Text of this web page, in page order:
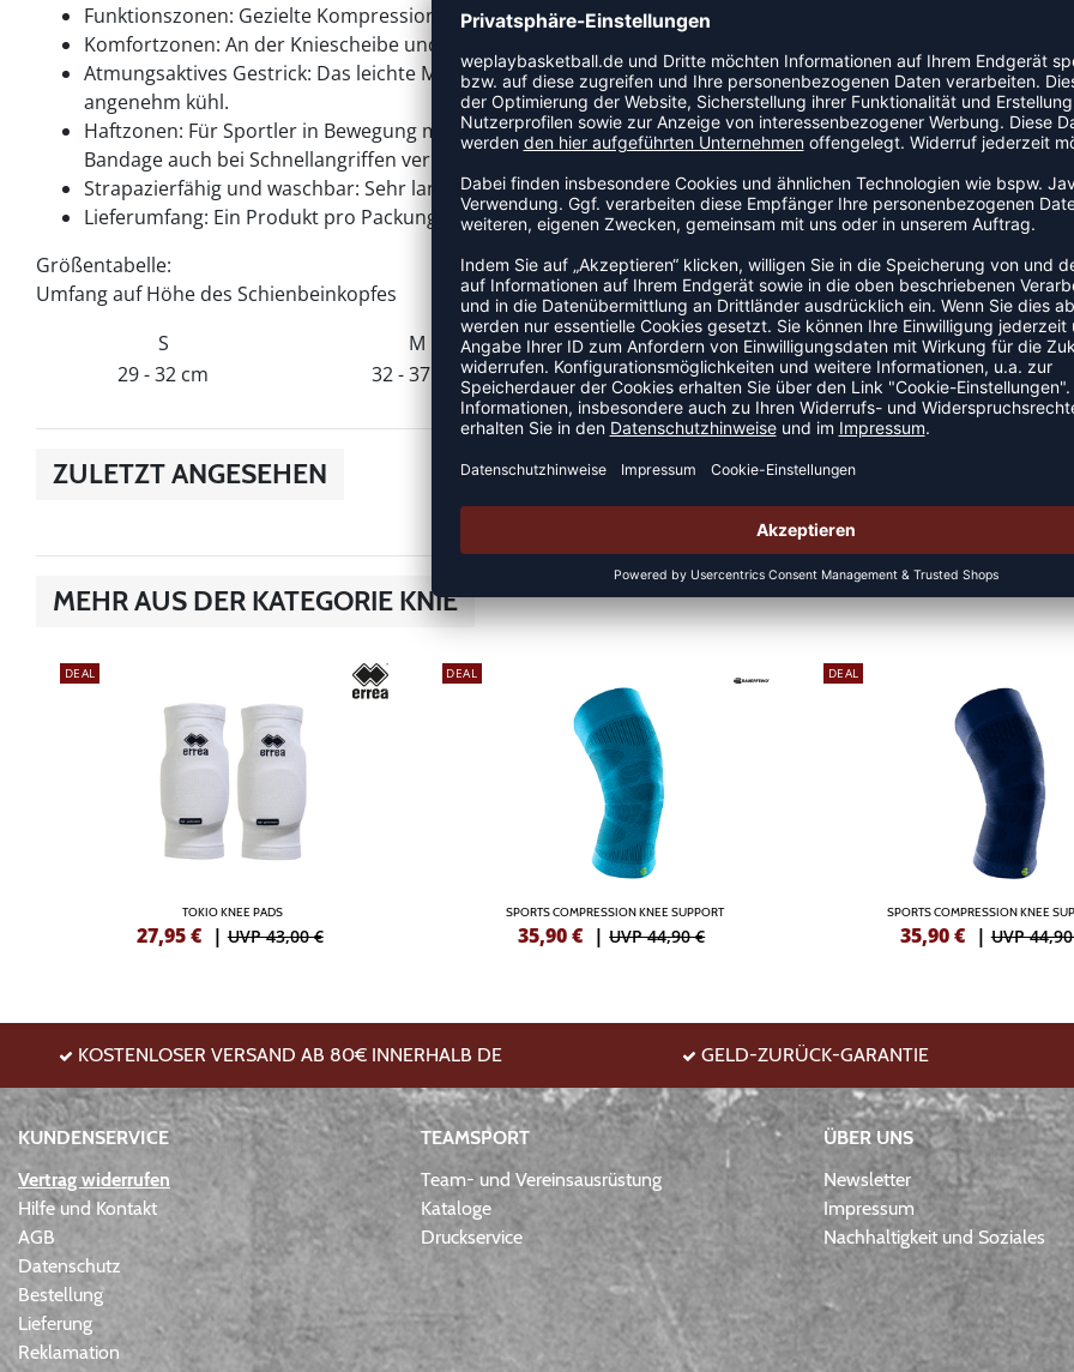
Funktionszonen: Gezielte Kompression für maximale Performance.
Komfortzonen: An der Kniescheibe und dem empfindlichen Bereich in der Kniekehle.
Atmungsaktives Gestrick: Das leichte Material führt die Feuchtigkeit nach außen und hält die Haut so
angenehm kühl.
Haftzonen: Für Sportler in Bewegung mit zwei Noppenhaftbändern ausgestattet, die ein Verrutschen der
Bandage auch bei Schnellangriffen verhindern.
Strapazierfähig und waschbar: Sehr langlebiges Produkt.
Lieferumfang: Ein Produkt pro Packung
Größentabelle:
Umfang auf Höhe des Schienbeinkopfes
S
M L
XL
29 - 32 cm
32 - 37 cm 37 - 42 cm 42 - 48 cm
ZULETZT ANGESEHEN
MEHR AUS DER KATEGORIE KNIE
DEAL
TOKIO KNEE PADS
27,95€ |UVP 43,00 €
DEAL
SPORTS COMPRESSION KNEE SUPPORT
35,90€ |UVP 44,90 €
DEAL
SPORTS COMPRESSION KNEE
35,90€ |UVP
KOSTENLOSER VERSAND AB 80€ INNERHALB DE GELD-ZURÜCK-GARANTIE
KUNDENSERVICE
Vertrag widerrufen
Hilfe und Kontakt
AGB
Datenschutz
Bestellung
Lieferung
Reklamation
TEAMSPORT
Team- und Vereinsausrüstung
Kataloge
Druckservice
ÜBER UNS
Newsletter
Impressum
Nachhaltigkeit und Soziales